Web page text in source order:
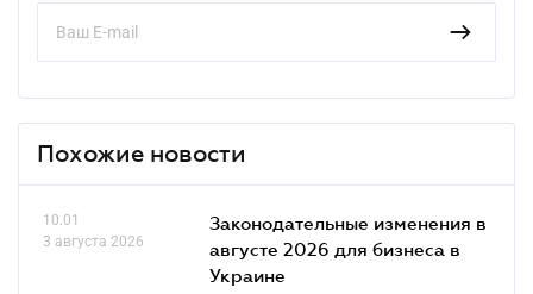
Похожие новости
10.01
3 августа 2026
Законодательные изменения в
августе 2026 для бизнеса в
Украине